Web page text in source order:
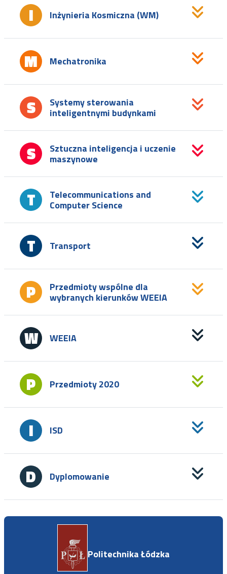
Inżynieria Kosmiczna (WM)
Mechatronika
Systemy sterowania
inteligentnymi budynkami
Sztuczna inteligencja i uczenie
maszynowe
Telecommunications and
Computer Science
Transport
Przedmioty wspólne dla
wybranych kierunków WEEIA
WEEIA
Przedmioty 2020
ISD
Dyplomowanie
Politechnika Łódzka